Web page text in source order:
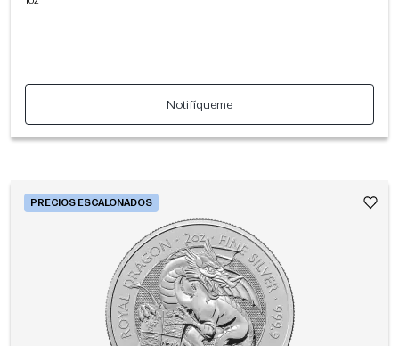
Notifíqueme
PRECIOS ESCALONADOS